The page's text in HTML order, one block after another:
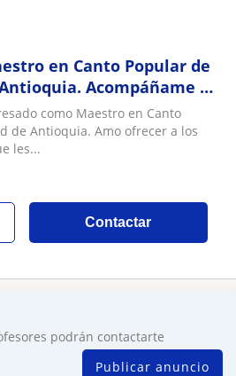
en Canto Popular de
Acompáñame a
a tu medida
como Maestro en Canto
de Antioquia. Amo ofrecer a los
les...
Contactar
podrán contactarte
Publicar anuncio